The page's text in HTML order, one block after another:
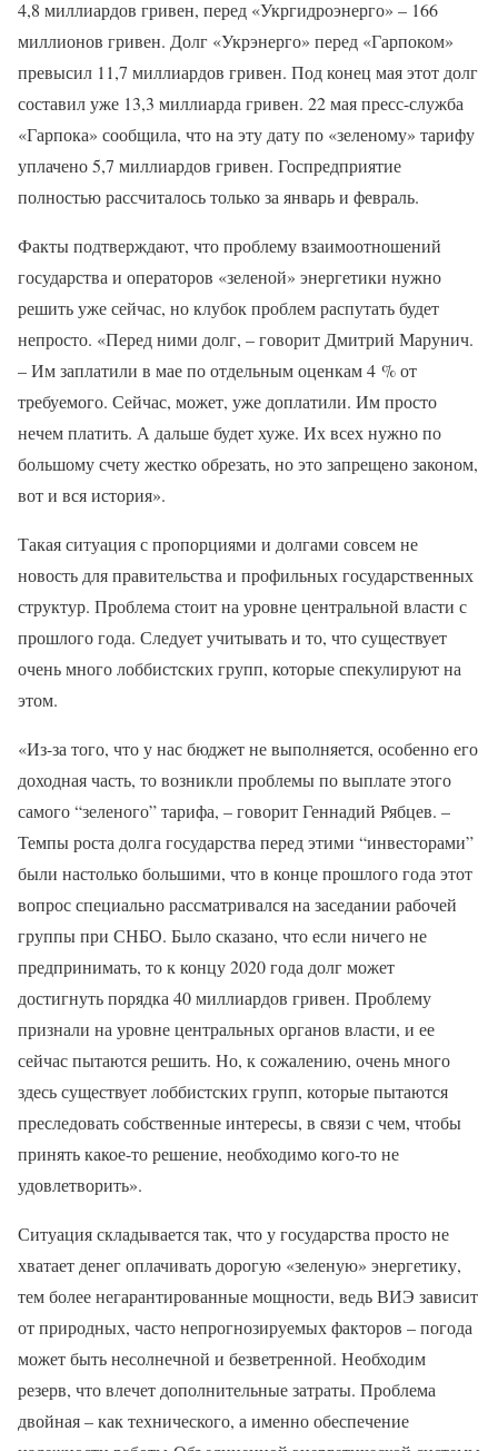
4,8 миллиардов гривен, перед «Укргидроэнерго» – 166
миллионов гривен. Долг «Укрэнерго» перед «Гарпоком»
превысил 11,7 миллиардов гривен. Под конец мая этот долг
составил уже 13,3 миллиарда гривен. 22 мая пресс-служба
«Гарпока» сообщила, что на эту дату по «зеленому» тарифу
уплачено 5,7 миллиардов гривен. Госпредприятие
полностью рассчиталось только за январь и февраль.
Факты подтверждают, что проблему взаимоотношений
государства и операторов «зеленой» энергетики нужно
решить уже сейчас, но клубок проблем распутать будет
непросто. «Перед ними долг, – говорит Дмитрий Марунич.
– Им заплатили в мае по отдельным оценкам 4 % от
требуемого. Сейчас, может, уже доплатили. Им просто
нечем платить. А дальше будет хуже. Их всех нужно по
большому счету жестко обрезать, но это запрещено законом,
вот и вся история».
Такая ситуация с пропорциями и долгами совсем не
новость для правительства и профильных государственных
структур. Проблема стоит на уровне центральной власти с
прошлого года. Следует учитывать и то, что существует
очень много лоббистских групп, которые спекулируют на
этом.
«Из-за того, что у нас бюджет не выполняется, особенно его
доходная часть, то возникли проблемы по выплате этого
самого “зеленого” тарифа, – говорит Геннадий Рябцев. –
Темпы роста долга государства перед этими “инвесторами”
были настолько большими, что в конце прошлого года этот
вопрос специально рассматривался на заседании рабочей
группы при СНБО. Было сказано, что если ничего не
предпринимать, то к концу 2020 года долг может
достигнуть порядка 40 миллиардов гривен. Проблему
признали на уровне центральных органов власти, и ее
сейчас пытаются решить. Но, к сожалению, очень много
здесь существует лоббистских групп, которые пытаются
преследовать собственные интересы, в связи с чем, чтобы
принять какое-то решение, необходимо кого-то не
удовлетворить».
Ситуация складывается так, что у государства просто не
хватает денег оплачивать дорогую «зеленую» энергетику,
тем более негарантированные мощности, ведь ВИЭ зависит
от природных, часто непрогнозируемых факторов – погода
может быть несолнечной и безветренной. Необходим
резерв, что влечет дополнительные затраты. Проблема
двойная – как технического, а именно обеспечение